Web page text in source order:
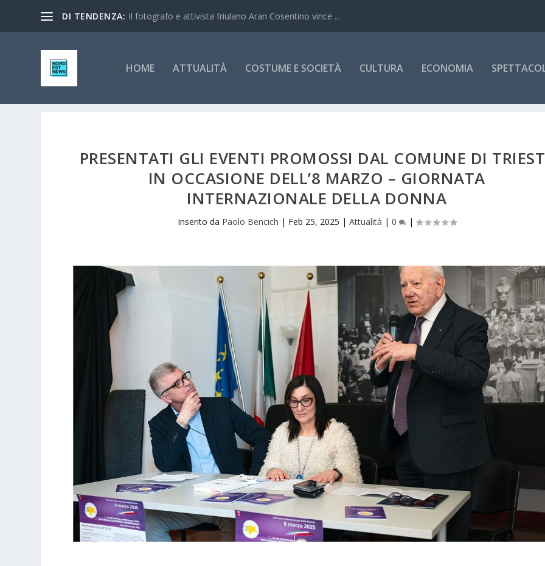
DI TENDENZA: Il fotografo e attivista friulano Aran Cosentino vince ...
HOME ATTUALITÀ COSTUME E SOCIETÀ CULTURA ECONOMIA
PRESENTATI GLI EVENTI PROMOSSI DAL COMUNE DI
IN OCCASIONE DELL’8 MARZO – GIORNATA
INTERNAZIONALE DELLA DONNA
Inserito da Paolo Bencich | Feb 25, 2025 | Attualità | 0 |